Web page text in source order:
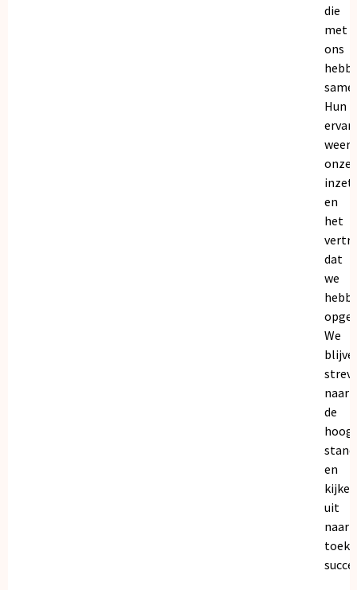
die
met
ons
Hun
onze
inzet
en
het
dat
we
We
naar
de
en
kijken
uit
naar